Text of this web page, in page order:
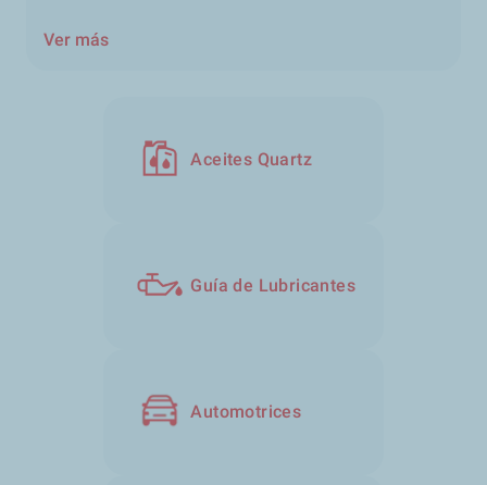
Ver más
Aceites Quartz
Guía de Lubricantes
Automotrices